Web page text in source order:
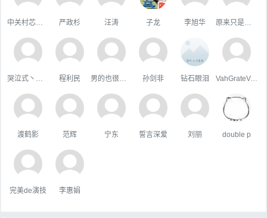
严政杉 汪涛 子龙 李旭华
程利民 孙剑非 钻石眼泪 VahGrateVek
渡鹤影 范辉 宁东 誓言深爱 刘丽 double p
完美de演技 李惠娟